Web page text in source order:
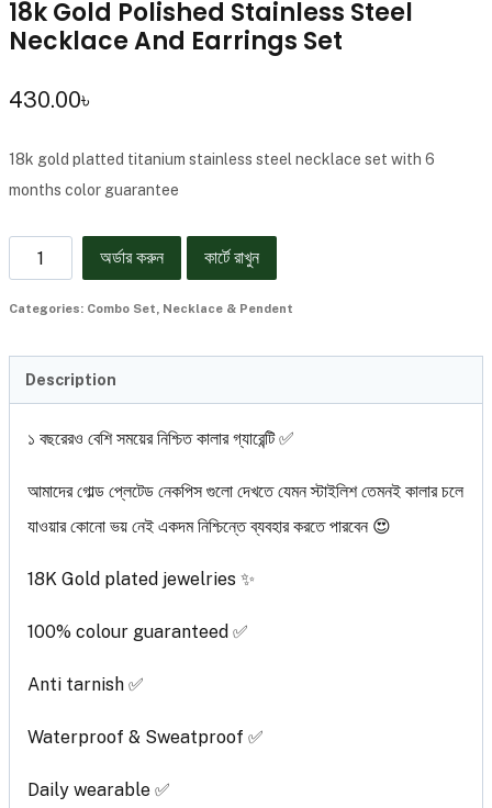
18k Gold Polished Stainless Steel
Necklace And Earrings Set
430.00৳
18k gold platted titanium stainless steel necklace set with 6
months color guarantee
অর্ডার করুন কার্টে রাখুন
Categories: Combo Set, Necklace & Pendent
Description
১ বছরেরও বেশি সময়ের নিশ্চিত কালার গ্যারেন্টি ✅
আমাদের গোল্ড প্লেটেড নেকপিস গুলো দেখতে যেমন স্টাইলিশ তেমনই কালার চলে
যাওয়ার কোনো ভয় নেই একদম নিশ্চিন্তে ব্যবহার করতে পারবেন 😍
18K Gold plated jewelries ✨
100% colour guaranteed ✅
Anti tarnish ✅
Waterproof & Sweatproof ✅
Daily wearable ✅